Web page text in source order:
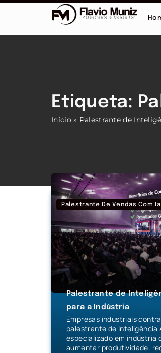
Etiqueta:
Início » Palestrante de
Palestrante De Vendas Com Ia
Palestrante de
para a Indústria
Empresas industriais
palestrante de Inteligência
especializado em indústria
aumentar produtividade,